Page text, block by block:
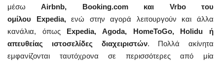
μέσωAirbnb, Booking.com και Vrbo του
ομίλου Expedia,ενώ στην αγορά λειτουργούν και άλλα
κανάλια, όπως Expedia, Agoda, HomeToGo, Holidu ή
απευθείας ιστοσελίδες διαχειριστών. Πολλά ακίνητα
εμφανίζονται ταυτόχρονα σε περισσότερες από μία